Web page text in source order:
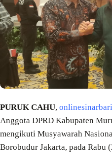
PURUK CAHU,
Anggota DPRD Kabupaten
mengikuti Musyawarah
Borobudur Jakarta, pada Rabu